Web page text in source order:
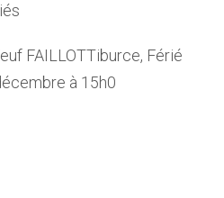
FAILLOTTiburce, Férié
à 15h0